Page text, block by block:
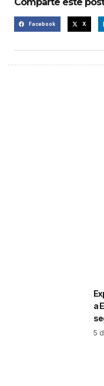
Comparte este
Facebook X
a
5